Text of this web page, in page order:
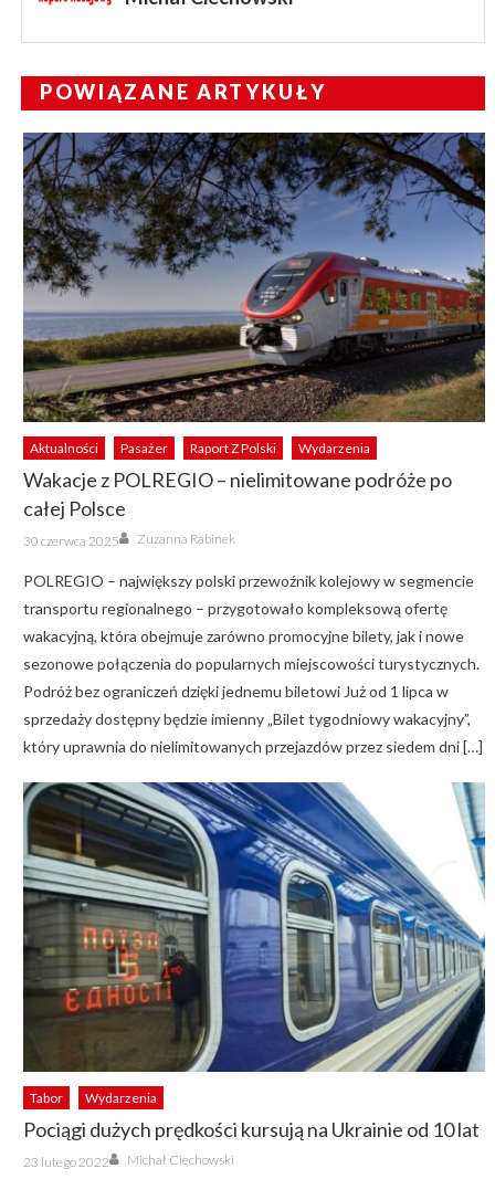
POWIĄZANE ARTYKUŁY
Aktualności Pasażer Raport Z Polski Wydarzenia
Wakacje z POLREGIO – nielimitowane podróże po
całej Polsce
Posted
on
30 czerwca 2025 Author
Zuzanna Rabinek
POLREGIO – największy polski przewoźnik kolejowy w segmencie
transportu regionalnego – przygotowało kompleksową ofertę
wakacyjną, która obejmuje zarówno promocyjne bilety, jak i nowe
sezonowe połączenia do popularnych miejscowości turystycznych.
Podróż bez ograniczeń dzięki jednemu biletowi Już od 1 lipca w
sprzedaży dostępny będzie imienny „Bilet tygodniowy wakacyjny”,
który uprawnia do nielimitowanych przejazdów przez siedem dni […]
Tabor Wydarzenia
Pociągi dużych prędkości kursują na Ukrainie od 10 lat
Posted
on
23 lutego 2022 Author
Michał Ciechowski